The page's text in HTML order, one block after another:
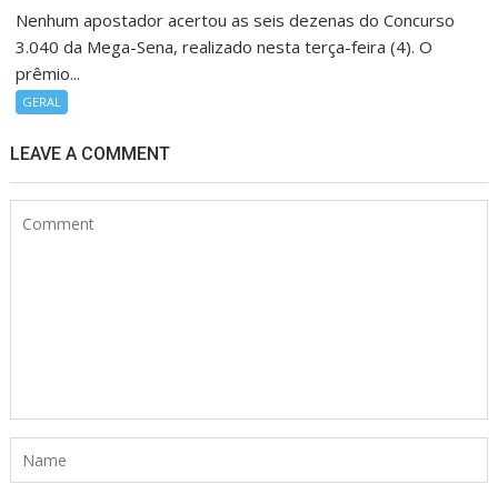
Nenhum apostador acertou as seis dezenas do Concurso
3.040 da Mega-Sena, realizado nesta terça-feira (4). O
prêmio...
GERAL
LEAVE A COMMENT